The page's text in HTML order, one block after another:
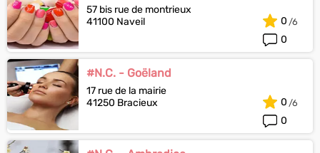
57 bis rue de montrieux
41100 Naveil
0
0
#N.C. - Goëland
17 rue de la mairie
41250 Bracieux
0
0